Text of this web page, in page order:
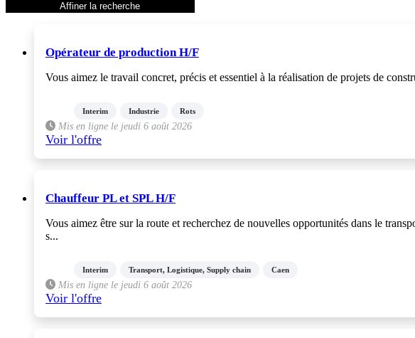
Affiner la recherche
Opérateur de production H/F
Vous aimez le travail concret, précis et essentiel à la réalisation de projets de
Interim Industrie Rots
Mis en ligne le jeudi 6 août 2026
Voir l'offre
Chauffeur PL et SPL H/F
Vous aimez être sur la route et recherchez de nouvelles opportunités dans le
s...
Interim Transport, Logistique, Supply chain Caen
Mis en ligne le jeudi 6 août 2026
Voir l'offre